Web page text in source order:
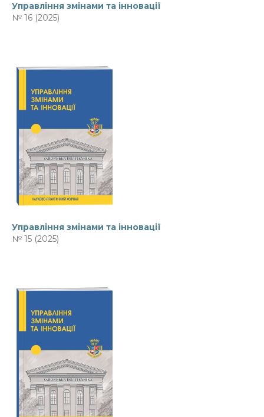
Управління змінами та інновації
№ 16 (2025)
Управління змінами та інновації
№ 15 (2025)